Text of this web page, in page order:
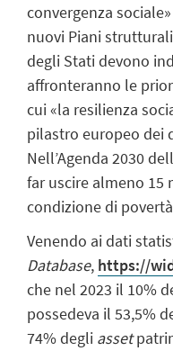
convergenza
nuovi Piani
degli Stati devono
affronteranno le
cui «la resilienza
pilastro europeo dei
Nell’Agenda 2030
far uscire almeno 15
condizione di
Venendo ai dati
Database, https://
che nel 2023 il 10%
possedeva il 53,5%
74% degli asset